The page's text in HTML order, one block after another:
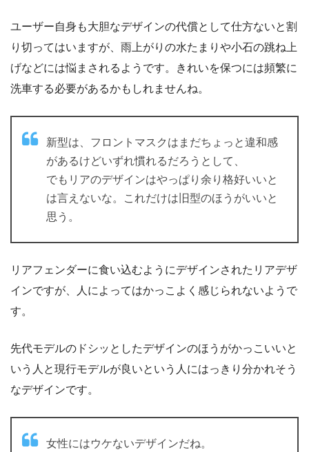
ユーザー自身も大胆なデザインの代償として仕方ないと割
り切ってはいますが、雨上がりの水たまりや小石の跳ね上
げなどには悩まされるようです。きれいを保つには頻繁に
洗車する必要があるかもしれませんね。
新型は、フロントマスクはまだちょっと違和感
があるけどいずれ慣れるだろうとして、
でもリアのデザインはやっぱり余り格好いいと
は言えないな。これだけは旧型のほうがいいと
思う。
リアフェンダーに食い込むようにデザインされたリアデザ
インですが、人によってはかっこよく感じられないようで
す。
先代モデルのドシッとしたデザインのほうがかっこいいと
いう人と現行モデルが良いという人にはっきり分かれそう
なデザインです。
女性にはウケないデザインだね。